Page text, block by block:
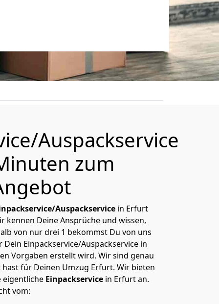
Auspackservice
zum
Auspackservice in Erfurt
kennen Deine Ansprüche und wissen,
von nur drei 1 bekommst Du von uns
Einpackservice/Auspackservice in
Vorgaben erstellt wird. Wir sind genau
für Deinen Umzug Erfurt. Wir bieten
eigentliche Einpackservice in Erfurt an.
vom: